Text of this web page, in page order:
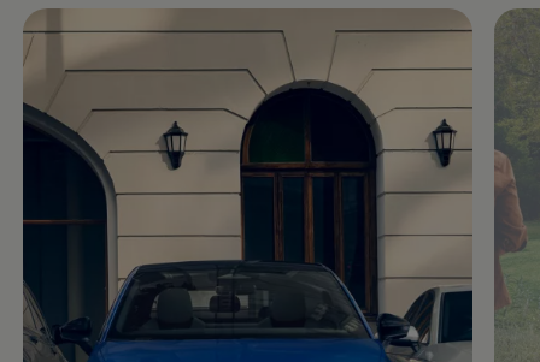
Wallbox und Ladekabel
Digitale Extras
Dienste für Ihr Modell finden
Volkswagen Apps, Login und Shop
Handy und Fahrzeug verbinden
Updates für Software, Karten und Radio
Über Ihr Auto
Vorgängermodelle
Kundeninformationen
Warn- und Kontrollleuchten
Digitale Betriebsanleitung
Live Beratung
Magazin
Lifestyle